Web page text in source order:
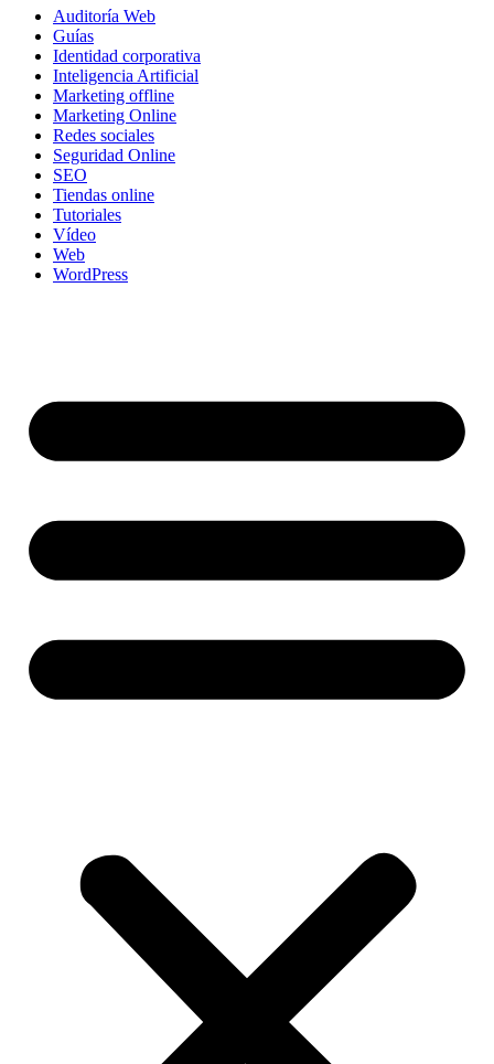
Auditoría Web
Guías
Identidad corporativa
Inteligencia Artificial
Marketing offline
Marketing Online
Redes sociales
Seguridad Online
SEO
Tiendas online
Tutoriales
Vídeo
Web
WordPress